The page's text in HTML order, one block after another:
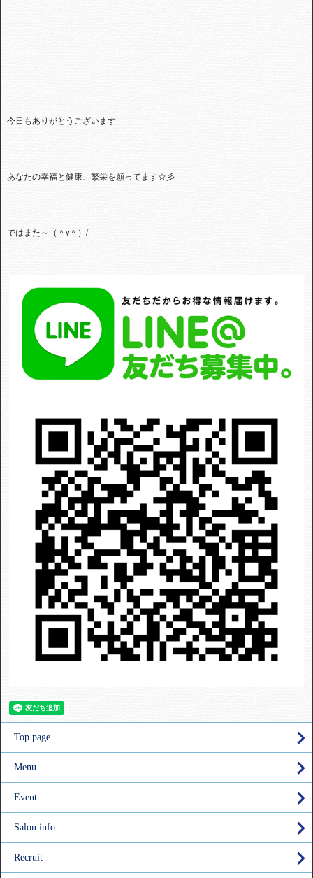
今日もありがとうございます
あなたの幸福と健康、繁栄を願ってます☆彡
ではまた～（＾ν＾） /
Top page
Menu
Event
Salon info
Recruit